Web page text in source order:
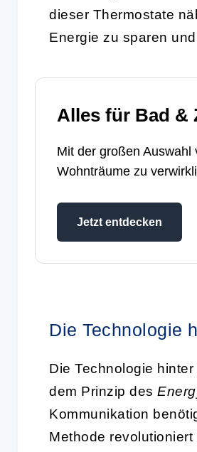
dieser Thermostate
Energie zu sparen
Alles für Bad &
Mit der großen Auswahl
Wohnträume zu
Jetzt entdecken
Die Technologie
Die Technologie hinter
dem Prinzip des
Kommunikation
Methode